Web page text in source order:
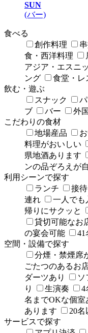
SUN
(バー)
食べる
創作料理
食・西洋料理
アジア・エスニ
ング
食堂・レ
飲む・遊ぶ
スナック
ブ
バー 外
こだわりの食材
地場産品
料理がおいしい
県地酒あります
ンの品ぞろえが
利用シーンで探す
ランチ
接
連れ
一人でも
帰りにサクッと
貸切可能なお
の宴会可能
41
空間・設備で探す
分煙・禁煙席
ごたつのあるお
ダーツあり
ソ
り
生演奏 4
名までOKな個室
あります
20
サービスで探す